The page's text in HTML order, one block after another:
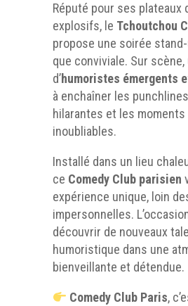
Réputé pour ses plateaux
explosifs, le Tchoutchou
propose une soirée
que conviviale. Sur
d’humoristes émergents
à enchaîner les
hilarantes et les moments
inoubliables.
Installé dans un lieu
ce Comedy Club parisien
expérience unique, loin
impersonnelles.
découvrir de nouveaux
humoristique dans une
bienveillante et détendue.
Comedy Club Paris,